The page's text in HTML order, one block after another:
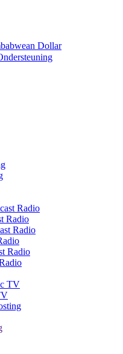
Dollar
Radio
Radio
Radio
Radio
TV